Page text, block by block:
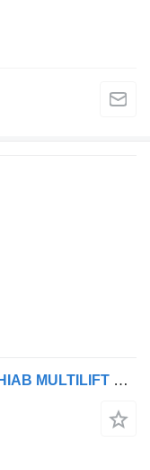
Mercedes-Benz Actros 2548 6X2 + HIAB MULTILIFT HAAKARM 21T